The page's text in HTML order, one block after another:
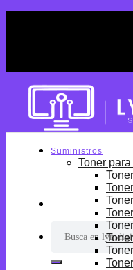
por:
Suministros
Toner